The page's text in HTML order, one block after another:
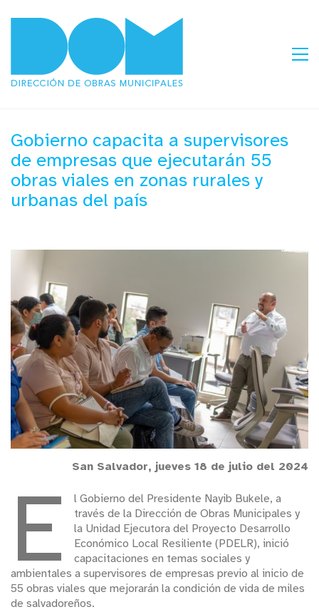
Gobierno capacita a supervisores
de empresas que ejecutarán 55
obras viales en zonas rurales y
urbanas del país
San Salvador, jueves 18 de julio del 2024
E
l Gobierno del Presidente Nayib Bukele, a
través de la Dirección de Obras Municipales y
la Unidad Ejecutora del Proyecto Desarrollo
Económico Local Resiliente (PDELR), inició
capacitaciones en temas sociales y
ambientales a supervisores de empresas previo al inicio de
55 obras viales que mejorarán la condición de vida de miles
de salvadoreños.